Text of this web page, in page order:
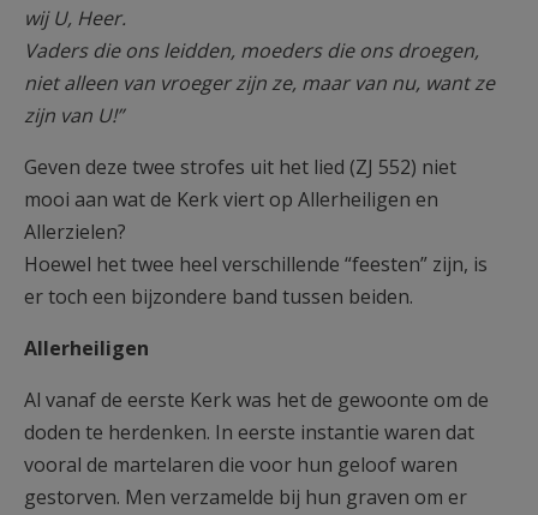
wij U, Heer.
Vaders die ons leidden, moeders die ons droegen,
niet alleen van vroeger zijn ze, maar van nu, want ze
zijn van U!”
Geven deze twee strofes uit het lied (ZJ 552) niet
mooi aan wat de Kerk viert op Allerheiligen en
Allerzielen?
Hoewel het twee heel verschillende “feesten” zijn, is
er toch een bijzondere band tussen beiden.
Allerheiligen
Al vanaf de eerste Kerk was het de gewoonte om de
doden te herdenken. In eerste instantie waren dat
vooral de martelaren die voor hun geloof waren
gestorven. Men verzamelde bij hun graven om er